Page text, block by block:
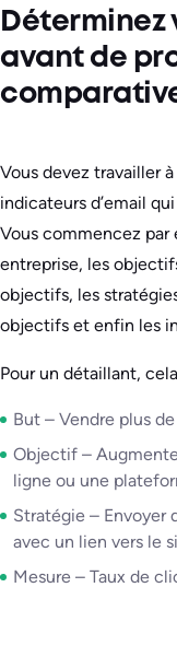
Déterminez
avant de
Vous devez travailler
indicateurs d’email
Vous commencez
entreprise, les
objectifs, les
objectifs et enfin les
Pour un détaillant,
But – Vendre plus
Objectif –
ligne ou une
Stratégie – Envoyer
avec un lien vers le
Mesure – Taux de